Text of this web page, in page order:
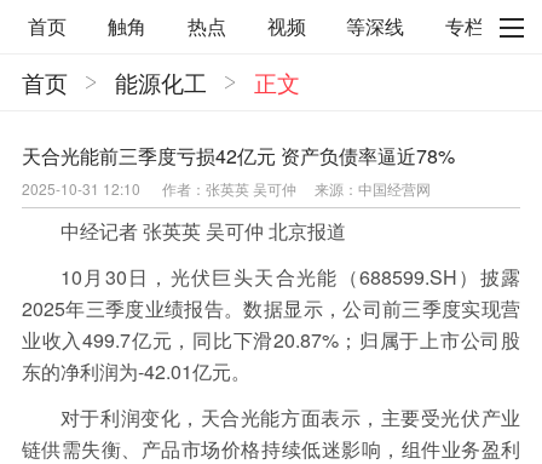
首页 触角 热点 视频 等深线 专栏
直观 见智财经
环球企业沉浮录
辉常道
荀瓜问道 商学院
报纸视频
企业面面观
太空星愿航天资讯
经济史话
照理生活
贝果观点
照理说事
等深线精选
宏观经济 事件
要闻
区域经济
科技 汽车
房地产建材
医药健康
文娱 体育 消费
银行
首页 能源化工 正文
天合光能前三季度亏损42亿元 资产负债率逼近78%
2025-10-31 12:10 作者：张英英 吴可仲 来源：中国经营网
中经记者 张英英 吴可仲 北京报道
10月30日，光伏巨头天合光能（688599.SH）披露
2025年三季度业绩报告。数据显示，公司前三季度实现营
业收入499.7亿元，同比下滑20.87%；归属于上市公司股
东的净利润为-42.01亿元。
对于利润变化，天合光能方面表示，主要受光伏产业
链供需失衡、产品市场价格持续低迷影响，组件业务盈利